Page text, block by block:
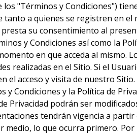
los "Términos y Condiciones")
tanto a quienes se registren en el
su consentimiento al
y Condiciones así como la
en que acceda al mismo.
realizadas en el Sitio. Si el
el acceso y visita de nuestro
y Condiciones y la Política de
Privacidad podrán ser
tendrán vigencia a
medio, lo que ocurra primero.